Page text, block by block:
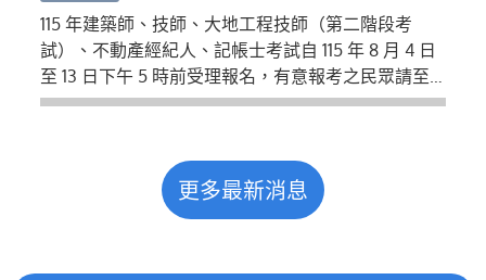
下午 5 時前受理報名，有意報考之民眾請
至考選部全球資訊網查詢。
115 年建築師、技師、大地工程技師（第二階段考
試）、不動產經紀人、記帳士考試自 115 年 8 月 4 日
至 13 日下午 5 時前受理報名，有意報考之民眾請至
考選部全球資訊網查詢。
更多最新消息